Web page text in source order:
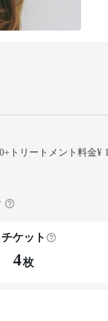
+ トリートメント料金¥
チケット
4枚